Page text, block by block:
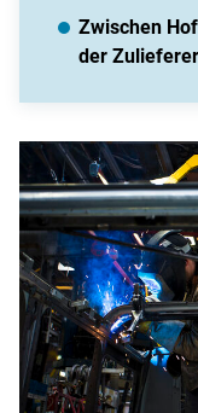
Zwischen
der Zulieferer